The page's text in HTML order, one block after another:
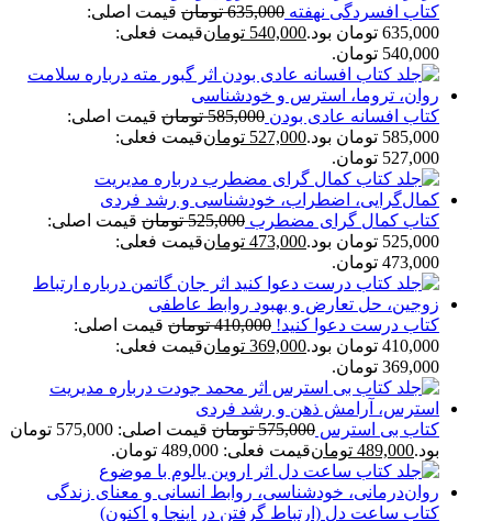
کتاب افسردگی نهفته 635,000 تومان قیمت اصلی:
635,000 تومان بود.
540,000 تومانقیمت فعلی:
540,000 تومان.
کتاب افسانه عادی بودن 585,000 تومان قیمت اصلی:
585,000 تومان بود.
527,000 تومانقیمت فعلی:
527,000 تومان.
کتاب کمال گرای مضطرب 525,000 تومان قیمت اصلی:
525,000 تومان بود.
473,000 تومانقیمت فعلی:
473,000 تومان.
کتاب درست دعوا کنید! 410,000 تومان قیمت اصلی:
410,000 تومان بود.
369,000 تومانقیمت فعلی:
369,000 تومان.
کتاب بی استرس 575,000 تومان
قیمت اصلی: 575,000 تومان
بود.489,000 تومانقیمت فعلی: 489,000 تومان.
کتاب ساعت دل (ارتباط گرفتن در اینجا و اکنون)